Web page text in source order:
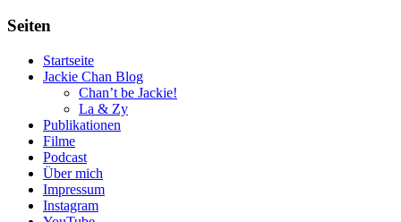
Seiten
Startseite
Jackie Chan Blog
Chan’t be Jackie!
La & Zy
Publikationen
Filme
Podcast
Über mich
Impressum
Instagram